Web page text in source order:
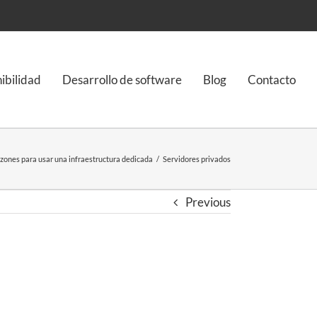
Desarrollo de software Blog Contacto
para usar una infraestructura dedicada / Servidores privados
Previous